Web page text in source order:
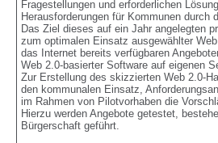
Fragestellungen und erforderlichen
Herausforderungen für Kommunen durch
Das Ziel dieses auf ein Jahr angelegten
zum optimalen Einsatz ausgewählter
das Internet bereits verfügbaren
Web 2.0-basierter Software auf eigenen
Zur Erstellung des skizzierten Web 2.0-
den kommunalen Einsatz,
im Rahmen von Pilotvorhaben die
Hierzu werden Angebote getestet,
Bürgerschaft geführt.